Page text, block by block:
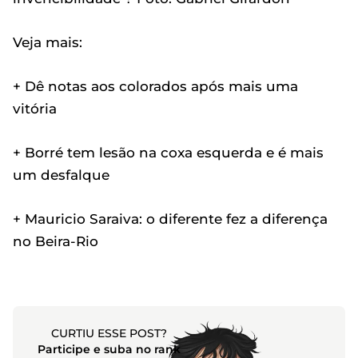
Veja mais:
+ Dê notas aos colorados após mais uma
vitória
+ Borré tem lesão na coxa esquerda e é mais
um desfalque
+ Mauricio Saraiva: o diferente fez a diferença
no Beira-Rio
CURTIU ESSE POST?
Participe e suba no rank